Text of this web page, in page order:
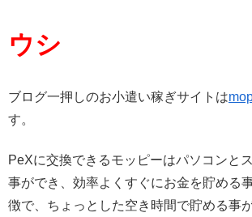
ウシ
ブログ一押しのお小遣い稼ぎサイトは
す。
PeXに交換できるモッピーはパソコンと
事ができ、効率よくすぐにお金を貯める
徴で、ちょっとした空き時間で貯める事